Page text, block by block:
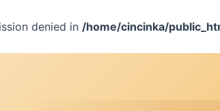
denied in /home/cincinka/